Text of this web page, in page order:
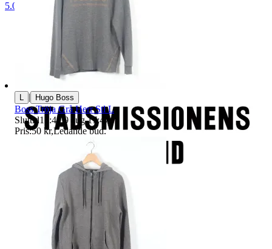
5.0
L | Hugo Boss
Boss Tröja Grå Herr Stl L
Sluttid17:47 9 aug 17:47 .
Pris:50 kr,Ledande bud.